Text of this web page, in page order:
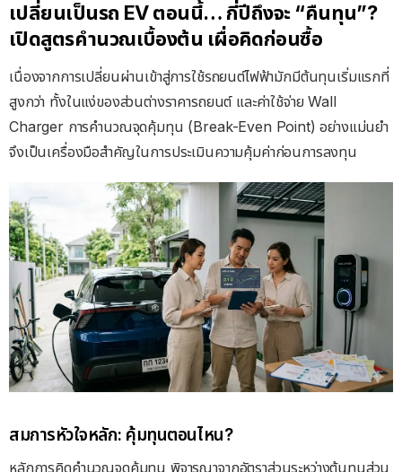
เปลี่ยนเป็นรถ EV ตอนนี้… กี่ปีถึงจะ “คืนทุน”?
เปิดสูตรคำนวณเบื้องต้น เผื่อคิดก่อนซื้อ
เนื่องจากการเปลี่ยนผ่านเข้าสู่การใช้รถยนต์ไฟฟ้ามักมีต้นทุนเริ่มแรกที่
สูงกว่า ทั้งในแง่ของส่วนต่างราคารถยนต์ และค่าใช้จ่าย Wall
Charger การคำนวณจุดคุ้มทุน (Break-Even Point) อย่างแม่นยำ
จึงเป็นเครื่องมือสำคัญในการประเมินความคุ้มค่าก่อนการลงทุน
สมการหัวใจหลัก: คุ้มทุนตอนไหน?
หลักการคิดคำนวณจุดคุ้มทุน พิจารณาจากอัตราส่วนระหว่างต้นทุนส่วน